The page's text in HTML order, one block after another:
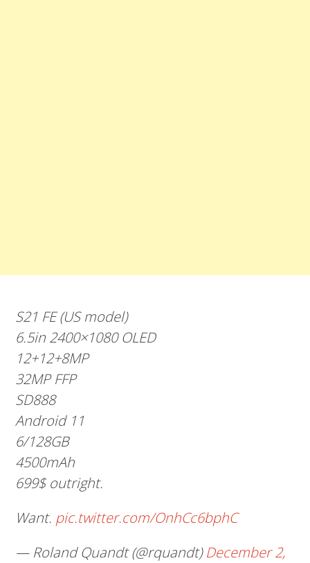
S21 FE (US model)
6.5in 2400×1080 OLED
12+12+8MP
32MP FFP
SD888
Android 11
6/128GB
4500mAh
699$ outright.
Want. pic.twitter.com/OnhCc6bphC
— Roland Quandt (@rquandt)December 2,